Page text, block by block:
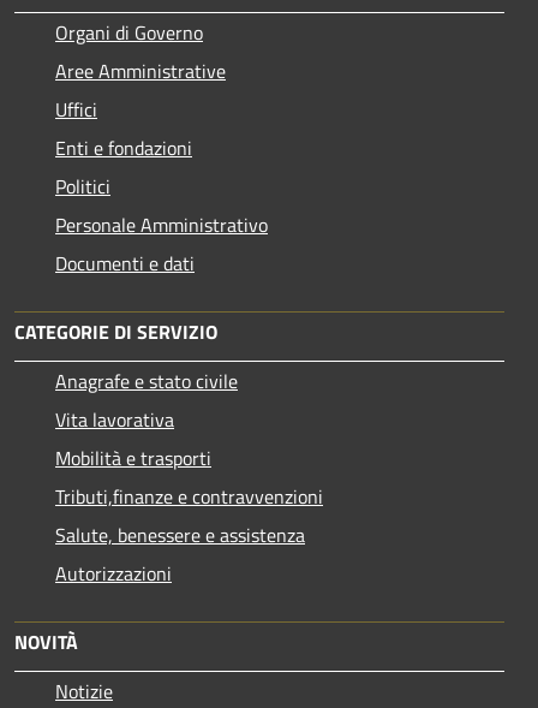
Organi di Governo
Aree Amministrative
Uffici
Enti e fondazioni
Politici
Personale Amministrativo
Documenti e dati
CATEGORIE DI SERVIZIO
Anagrafe e stato civile
Vita lavorativa
Mobilità e trasporti
Tributi,finanze e contravvenzioni
Salute, benessere e assistenza
Autorizzazioni
NOVITÀ
Notizie